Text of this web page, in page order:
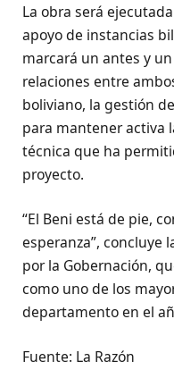
La obra será
apoyo de instancias
marcará un antes y
relaciones entre
boliviano, la gestión
para mantener activa
técnica que ha
proyecto.
“El Beni está de pie,
esperanza”, concluye
por la Gobernación,
como uno de los
departamento en el
Fuente: La Razón